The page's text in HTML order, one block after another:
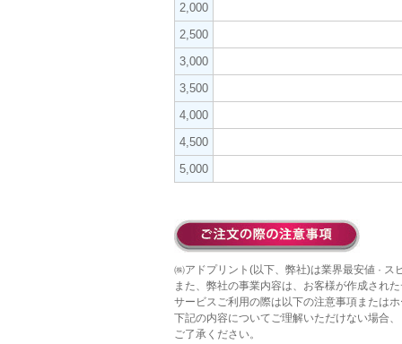
2,000
2,500
3,000
3,500
4,000
4,500
5,000
㈱アドプリント(以下、弊社)は業界最安値 ·
また、弊社の事業内容は、お客様が作成され
サービスご利用の際は以下の注意事項または
下記の内容についてご理解いただけない場合
ご了承ください。